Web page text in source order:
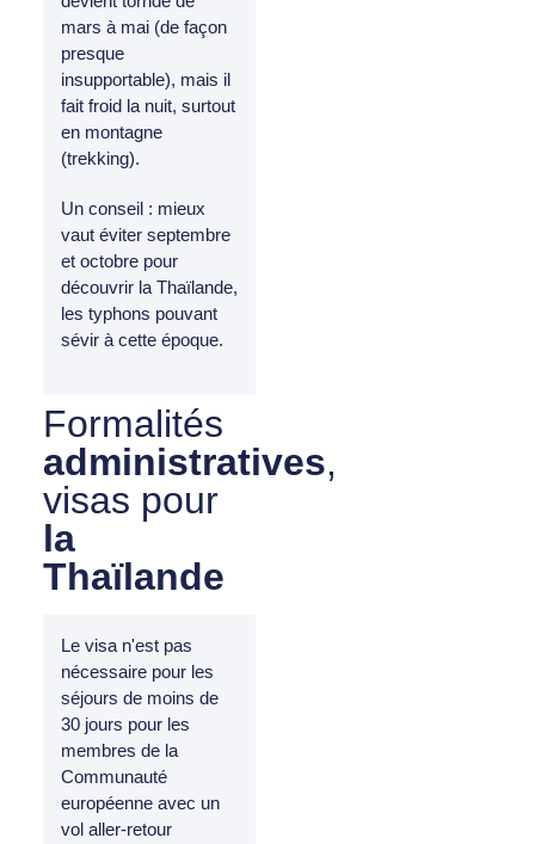
mars à mai (de façon
presque
insupportable), mais il
fait froid la nuit, surtout
en montagne
(trekking).
Un conseil : mieux
vaut éviter septembre
et octobre pour
découvrir la Thaïlande,
les typhons pouvant
sévir à cette époque.
Formalités
administratives,
visas pour
la
Thaïlande
Le visa n'est pas
nécessaire pour les
séjours de moins de
30 jours pour les
membres de la
Communauté
européenne avec un
vol aller-retour